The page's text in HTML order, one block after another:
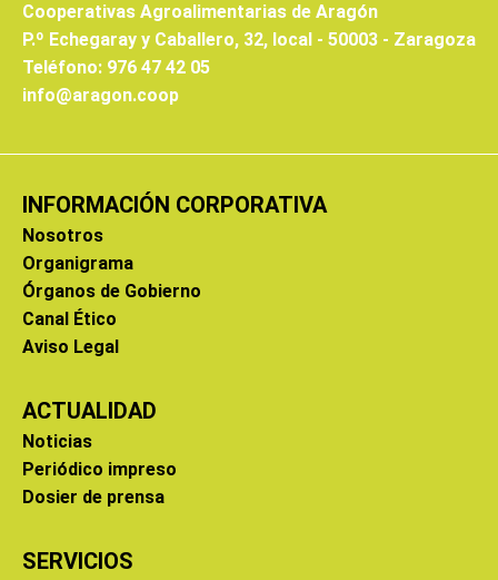
Cooperativas Agroalimentarias de Aragón
P.º Echegaray y Caballero, 32, local - 50003 - Zaragoza
Teléfono: 976 47 42 05
info@aragon.coop
INFORMACIÓN CORPORATIVA
Nosotros
Organigrama
Órganos de Gobierno
Canal Ético
Aviso Legal
ACTUALIDAD
Noticias
Periódico impreso
Dosier de prensa
SERVICIOS